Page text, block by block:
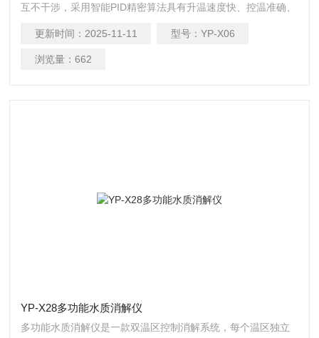
互不干涉，采用智能PID精密算法具有升温速度快、控温准确、
项目的加热快速消解。
更新时间： 2025-11-11 型号： YP-X06
浏览量： 662
YP-X28多功能水质消解仪
多功能水质消解仪是一款双温区控制消解系统，每个温区独立